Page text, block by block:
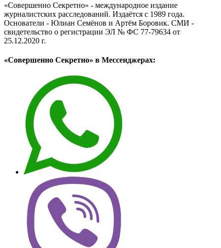
«Совершенно Секретно» - международное издание
журналистских расследований. Издаётся с 1989 года.
Основатели - Юлиан Семёнов и Артём Боровик. CМИ -
свидетельство о регистрации ЭЛ № ФС 77-79634 от
25.12.2020 г.
«Совершенно Секретно» в Мессенджерах: